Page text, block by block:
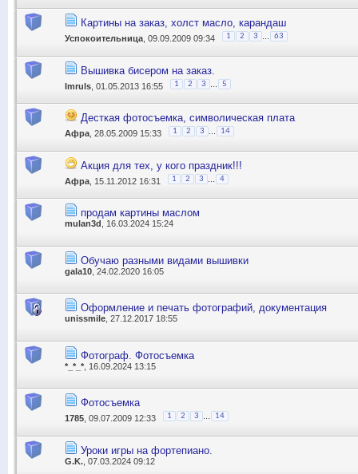
Картины на заказ, холст масло, карандаш
Успокоительница , 09.09.2009 09:34 1 2 3 63
Вышивка бисером на заказ.
Imruls , 01.05.2013 16:55 1 2 3 5
Десткая фотосъемка, символическая плата
Афра , 28.05.2009 15:33 1 2 3 14
Акция для тех, у кого праздник!!!
Афра , 15.11.2012 16:31 1 2 3 4
продам картины маслом
mulan3d , 16.03.2024 15:24
Обучаю разными видами вышивки
gala10 , 24.02.2020 16:05
Оформление и печать фотографий, документация
unissmile , 27.12.2017 18:55
Фотограф. Фотосъемка
*_*_* , 16.09.2024 13:15
Фотосъемка
1785 , 09.07.2009 12:33 1 2 3 14
Уроки игры на фортепиано.
G.K. , 07.03.2024 09:12